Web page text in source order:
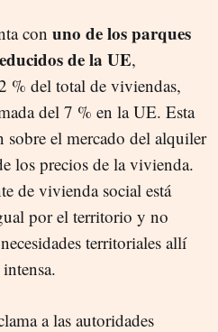
con uno de los parques
de la UE,
% del total de viviendas,
del 7 % en la UE. Esta
sobre el mercado del alquiler
los precios de la vivienda.
de vivienda social está
por el territorio y no
territoriales allí
a las autoridades